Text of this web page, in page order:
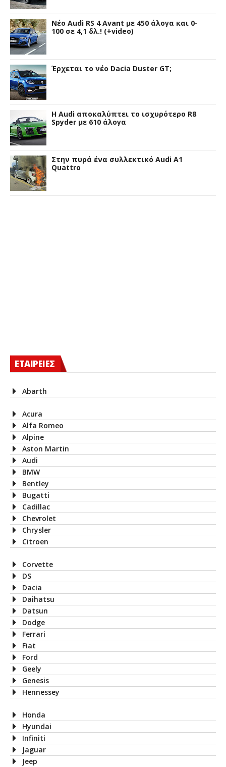
Νέο Audi RS 4 Avant με 450 άλογα και 0-
100 σε 4,1 δλ.! (+video)
Έρχεται το νέο Dacia Duster GT;
Η Audi αποκαλύπτει το ισχυρότερο R8
Spyder με 610 άλογα
Στην πυρά ένα συλλεκτικό Audi A1
Quattro
ΕΤΑΙΡΕΙΕΣ
Abarth
Acura
Alfa Romeo
Alpine
Aston Martin
Audi
BMW
Bentley
Bugatti
Cadillac
Chevrolet
Chrysler
Citroen
Corvette
DS
Dacia
Daihatsu
Datsun
Dodge
Ferrari
Fiat
Ford
Geely
Genesis
Hennessey
Honda
Hyundai
Infiniti
Jaguar
Jeep